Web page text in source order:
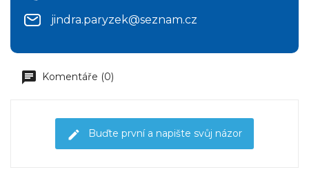
jindra.paryzek@seznam.cz
Komentáře (0)
Buďte první a napište svůj názor